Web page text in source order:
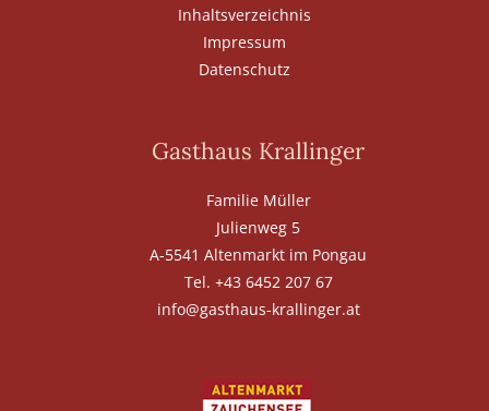
Inhaltsverzeichnis
Impressum
Datenschutz
Gasthaus Krallinger
Familie Müller
Julienweg 5
A-5541 Altenmarkt im Pongau
Tel. +43 6452 207 67
info@gasthaus-krallinger.at